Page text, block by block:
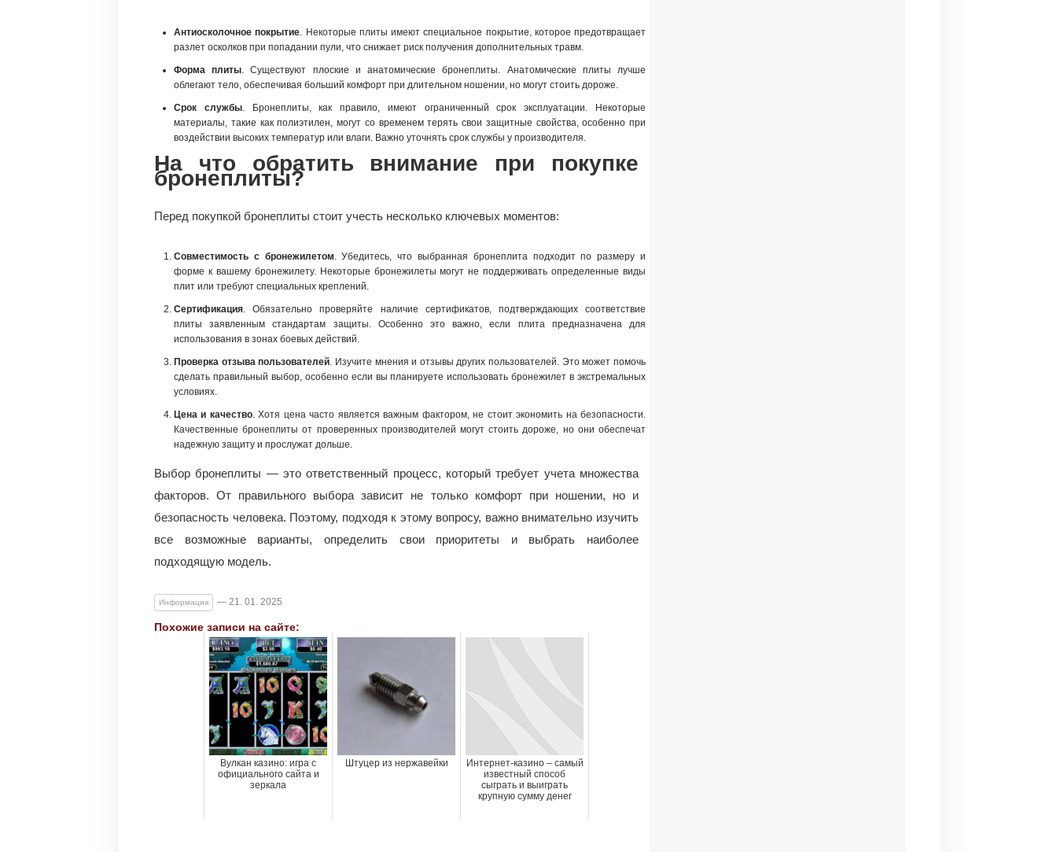
Антиосколочное покрытие. Некоторые плиты имеют специальное покрытие, которое предотвращает
разлет осколков при попадании пули, что снижает риск получения дополнительных травм.
Форма плиты. Существуют плоские и анатомические бронеплиты. Анатомические плиты лучше
облегают тело, обеспечивая больший комфорт при длительном ношении, но могут стоить дороже.
Срок службы. Бронеплиты, как правило, имеют ограниченный срок эксплуатации. Некоторые
материалы, такие как полиэтилен, могут со временем терять свои защитные свойства, особенно при
воздействии высоких температур или влаги. Важно уточнять срок службы у производителя.
На что обратить внимание при покупке
бронеплиты?
Перед покупкой бронеплиты стоит учесть несколько ключевых моментов:
Совместимость с бронежилетом. Убедитесь, что выбранная бронеплита подходит по размеру и
форме к вашему бронежилету. Некоторые бронежилеты могут не поддерживать определенные виды
плит или требуют специальных креплений.
Сертификация. Обязательно проверяйте наличие сертификатов, подтверждающих соответствие
плиты заявленным стандартам защиты. Особенно это важно, если плита предназначена для
использования в зонах боевых действий.
Проверка отзыва пользователей. Изучите мнения и отзывы других пользователей. Это может помочь
сделать правильный выбор, особенно если вы планируете использовать бронежилет в экстремальных
условиях.
Цена и качество. Хотя цена часто является важным фактором, не стоит экономить на безопасности.
Качественные бронеплиты от проверенных производителей могут стоить дороже, но они обеспечат
надежную защиту и прослужат дольше.
Выбор бронеплиты — это ответственный процесс, который требует учета множества
факторов. От правильного выбора зависит не только комфорт при ношении, но и
безопасность человека. Поэтому, подходя к этому вопросу, важно внимательно изучить
все возможные варианты, определить свои приоритеты и выбрать наиболее
подходящую модель.
Информация — 21. 01. 2025
Похожие записи на сайте:
Вулкан казино: игра с
официального сайта и
зеркала
Штуцер из нержавейки
Интернет-казино – самый
известный способ
сыграть и выиграть
крупную сумму денег